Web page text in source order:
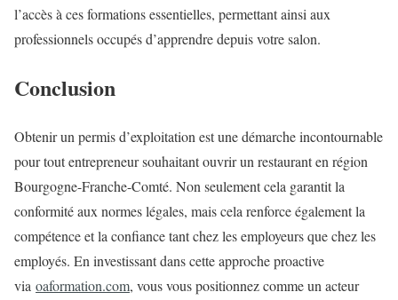
l’accès à ces formations essentielles, permettant ainsi aux
professionnels occupés d’apprendre depuis votre salon.
Conclusion
Obtenir un permis d’exploitation est une démarche incontournable
pour tout entrepreneur souhaitant ouvrir un restaurant en région
Bourgogne-Franche-Comté. Non seulement cela garantit la
conformité aux normes légales, mais cela renforce également la
compétence et la confiance tant chez les employeurs que chez les
employés. En investissant dans cette approche proactive
via oaformation.com, vous vous positionnez comme un acteur